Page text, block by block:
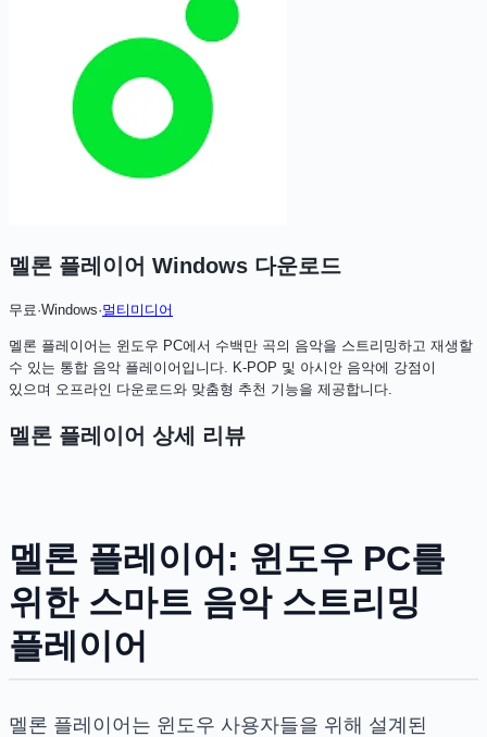
멜론 플레이어 Windows 다운로드
무료·Windows·멀티미디어
멜론 플레이어는 윈도우 PC에서 수백만 곡의 음악을 스트리밍하고 재생할
수 있는 통합 음악 플레이어입니다. K-POP 및 아시안 음악에 강점이
있으며 오프라인 다운로드와 맞춤형 추천 기능을 제공합니다.
멜론 플레이어 상세 리뷰
멜론 플레이어: 윈도우 PC를
위한 스마트 음악 스트리밍
플레이어
멜론 플레이어는 윈도우 사용자들을 위해 설계된